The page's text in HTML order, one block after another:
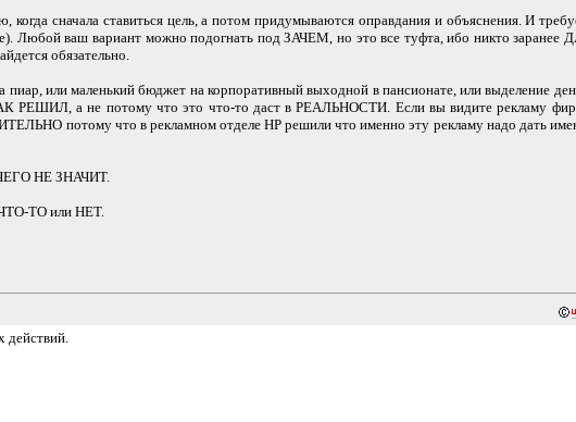
сначала ставиться цель, а потом придумываются оправдания и объяснения. И
Любой ваш вариант можно подогнать под ЗАЧЕМ, но это все туфта, ибо никто заранее
обязательно.
или маленький бюджет на корпоративный выходной в пансионате, или выделение
РЕШИЛ, а не потому что это что-то даст в РЕАЛЬНОСТИ. Если вы видите рекламу
потому что в рекламном отделе HP решили что именно эту рекламу надо дать
НЕ ЗНАЧИТ.
ТО или НЕТ.
действий.